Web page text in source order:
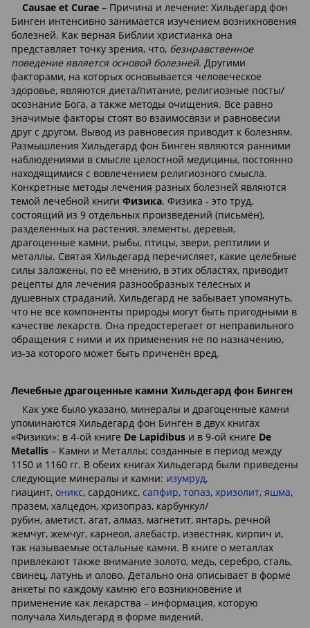
Causae et Curae – Причина и лечение: Хильдегард фон
Бинген интенсивно занимается изучением возникновения
болезней. Как верная Библии христианка она
представляет точку зрения, что, безнравственное
поведение является основой болезней. Другими
факторами, на которых основывается человеческое
здоровье, являются диета/питание, религиозные посты/
осознание Бога, а также методы очищения. Все равно
значимые факторы стоят во взаимосвязи и равновесии
друг с другом. Вывод из равновесия приводит к болезням.
Размышления Хильдегард фон Бинген являются ранними
наблюдениями в смысле целостной медицины, постоянно
находящимися с вовлечением религиозного смысла.
Конкретные методы лечения разных болезней являются
темой лечебной книги Физика. Физика - это труд,
состоящий из 9 отдельных произведений (письмён),
разделённых на растения, элементы, деревья,
драгоценные камни, рыбы, птицы, звери, рептилии и
металлы. Святая Хильдегард перечисляет, какие целебные
силы заложены, по её мнению, в этих областях, приводит
рецепты для лечения разнообразных телесных и
душевных страданий. Хильдегард не забывает упомянуть,
что не все компоненты природы могут быть пригодными в
качестве лекарств. Она предостерегает от неправильного
обращения с ними и их применения не по назначению,
из-за которого может быть приченён вред.
Лечебные драгоценные камни Хильдегард фон Бинген
Как уже было указано, минералы и драгоценные камни
упоминаются Хильдегард фон Бинген в двух книгах
«Физики»: в 4-ой книге De Lapidibus и в 9-ой книге De
Metallis – Камни и Металлы; созданные в период между
1150 и 1160 гг. В обеих книгах Хильдегард были приведены
следующие минералы и камни: изумруд,
гиацинт, оникс, сардоникс, сапфир, топаз, хризолит, яшма,
празем, халцедон, хризопраз, карбункул/
рубин, аметист, агат, алмаз, магнетит, янтарь, речной
жемчуг, жемчуг, карнеол, алебастр, известняк, кирпич и,
так называемые остальные камни. В книге о металлах
привлекают также внимание золото, медь, серебро, сталь,
свинец, латунь и олово. Детально она описывает в форме
анкеты по каждому камню его возникновение и
применение как лекарства – информация, которую
получала Хильдегард в форме видений.